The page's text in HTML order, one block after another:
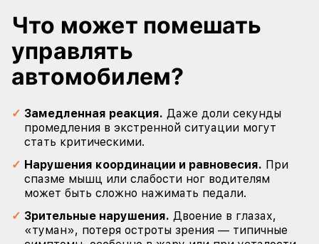
Что может помешать
управлять
автомобилем?
Замедленная реакция. Даже доли секунды
промедления в экстренной ситуации могут
стать критическими.
Нарушения координации и равновесия. При
спазме мышц или слабости ног водителям
может быть сложно нажимать педали.
Зрительные нарушения. Двоение в глазах,
«туман», потеря остроты зрения — типичные